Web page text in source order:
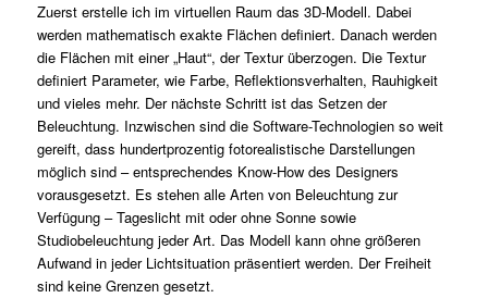
Zuerst erstelle ich im virtuellen Raum das 3D-Modell. Dabei
werden mathematisch exakte Flächen definiert. Danach werden
die Flächen mit einer „Haut“, der Textur überzogen. Die Textur
definiert Parameter, wie Farbe, Reflektionsverhalten, Rauhigkeit
und vieles mehr. Der nächste Schritt ist das Setzen der
Beleuchtung. Inzwischen sind die Software-Technologien so weit
gereift, dass hundertprozentig fotorealistische Darstellungen
möglich sind – entsprechendes Know-How des Designers
vorausgesetzt. Es stehen alle Arten von Beleuchtung zur
Verfügung – Tageslicht mit oder ohne Sonne sowie
Studiobeleuchtung jeder Art. Das Modell kann ohne größeren
Aufwand in jeder Lichtsituation präsentiert werden. Der Freiheit
sind keine Grenzen gesetzt.